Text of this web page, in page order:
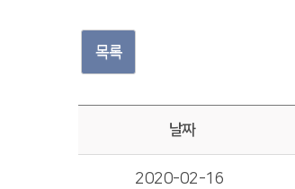
목록
날짜
2020-02-16